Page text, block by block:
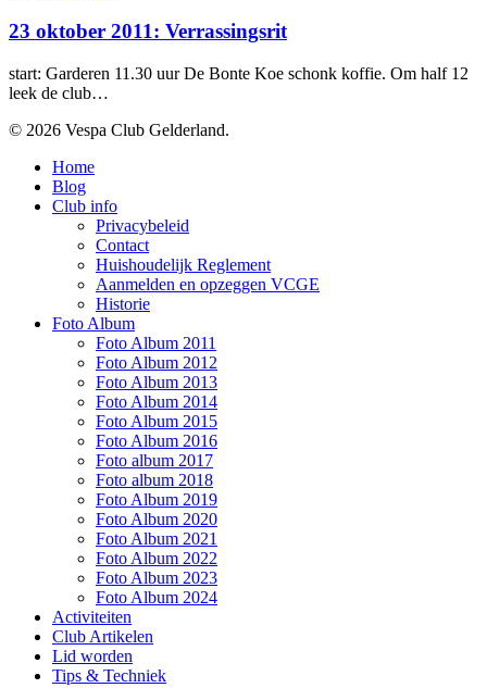
2011:
23 oktober 2011: Verrassingsrit
start: Garderen 11.30 uur De Bonte Koe schonk koffie. Om half 12
leek de club…
© 2026 Vespa Club Gelderland.
Close
Menu
Home
Blog
Club info
Privacybeleid
Contact
Huishoudelijk Reglement
Aanmelden en opzeggen VCGE
Historie
Foto Album
Foto Album 2011
Foto Album 2012
Foto Album 2013
Foto Album 2014
Foto Album 2015
Foto Album 2016
Foto album 2017
Foto album 2018
Foto Album 2019
Foto Album 2020
Foto Album 2021
Foto Album 2022
Foto Album 2023
Foto Album 2024
Activiteiten
Club Artikelen
Lid worden
Tips & Techniek